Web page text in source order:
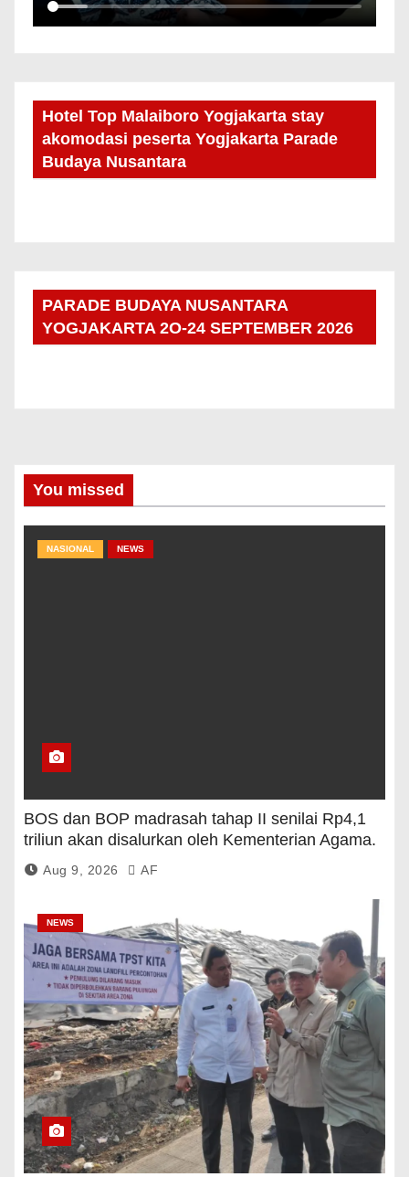
Hotel Top Malaiboro Yogjakarta stay
akomodasi peserta Yogjakarta Parade
Budaya Nusantara
PARADE BUDAYA NUSANTARA
YOGJAKARTA 2O-24 SEPTEMBER 2026
You missed
NASIONAL NEWS
BOS dan BOP madrasah tahap II senilai Rp4,1
triliun akan disalurkan oleh Kementerian Agama.
Aug 9, 2026 AF
NEWS